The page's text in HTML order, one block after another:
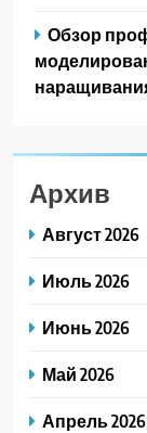
Обзор
Архив
Август 2026
Июль 2026
Июнь 2026
Май 2026
Апрель 2026